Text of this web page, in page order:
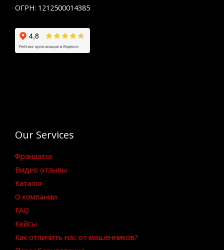
ОГРН: 1212500014385
Our Services
Франшиза
Видео отзывы
Каталог
О компании
FAQ
Кейсы
Как отличить нас от мошенников?